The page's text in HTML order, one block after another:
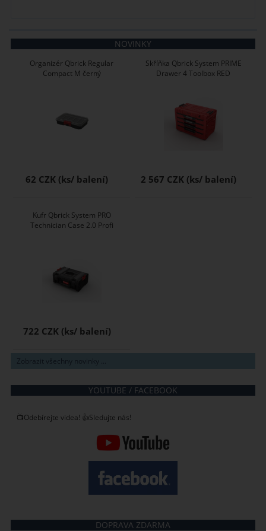
NOVINKY
Organizér Qbrick Regular
Compact M černý
62 CZK
Skříňka Qbrick System PRIME
Drawer 4 Toolbox RED
2 567 CZK
Kufr Qbrick System PRO
Technician Case 2.0 Profi
722 CZK
Zobrazit všechny novinky ...
YOUTUBE / FACEBOOK
📺Odebírejte videa! 👍Sledujte nás!
DOPRAVA ZDARMA